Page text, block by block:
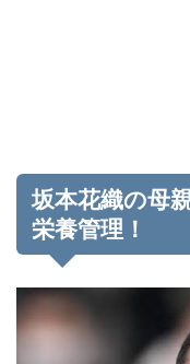
坂本花織の母
栄養管理！